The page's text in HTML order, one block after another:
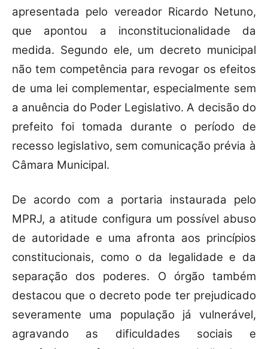
apresentada pelo vereador Ricardo Netuno,
que apontou a inconstitucionalidade da
medida. Segundo ele, um decreto municipal
não tem competência para revogar os efeitos
de uma lei complementar, especialmente sem
a anuência do Poder Legislativo. A decisão do
prefeito foi tomada durante o período de
recesso legislativo, sem comunicação prévia à
Câmara Municipal.
De acordo com a portaria instaurada pelo
MPRJ, a atitude configura um possível abuso
de autoridade e uma afronta aos princípios
constitucionais, como o da legalidade e da
separação dos poderes. O órgão também
destacou que o decreto pode ter prejudicado
severamente uma população já vulnerável,
agravando as dificuldades sociais e